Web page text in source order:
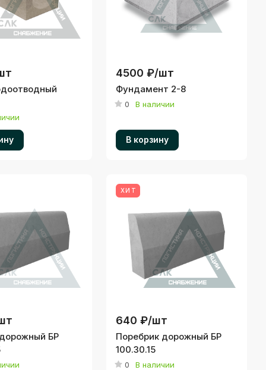
4500 ₽/шт
Фундамент 2-8
0 В наличии
В корзину
БР
ХИТ
640 ₽/шт
Поребрик дорожный БР
100.30.15
0 В наличии